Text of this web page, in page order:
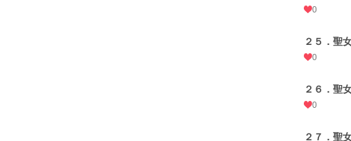
0
２５．聖
0
２６．聖
0
２７．聖